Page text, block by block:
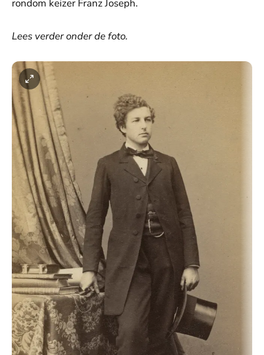
rondom keizer Franz Joseph.
Lees verder onder de foto.